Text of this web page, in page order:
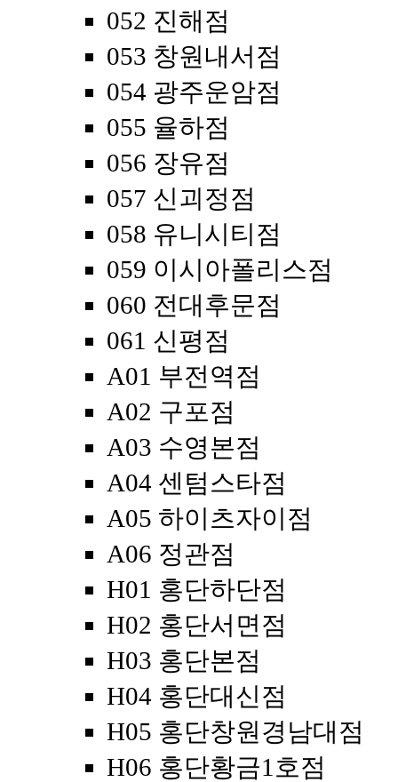
052 진해점
053 창원내서점
054 광주운암점
055 율하점
056 장유점
057 신괴정점
058 유니시티점
059 이시아폴리스점
060 전대후문점
061 신평점
A01 부전역점
A02 구포점
A03 수영본점
A04 센텀스타점
A05 하이츠자이점
A06 정관점
H01 홍단하단점
H02 홍단서면점
H03 홍단본점
H04 홍단대신점
H05 홍단창원경남대점
H06 홍단황금1호점